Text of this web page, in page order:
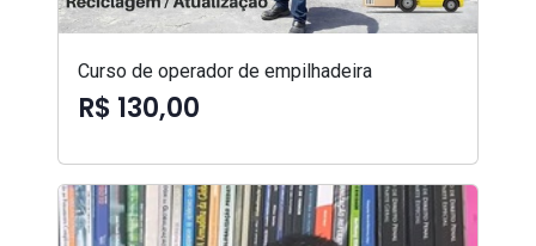
Curso de operador de empilhadeira
R$ 130,00